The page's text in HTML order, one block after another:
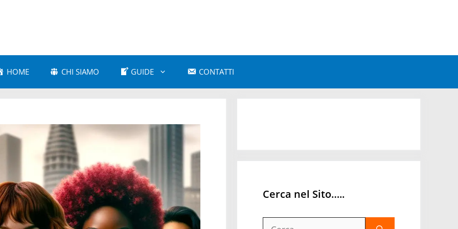
HOME CHI SIAMO GUIDE
Astrologia Moderna
Astrologia Vedica
CONTATTI
Cerca nel Sito…..